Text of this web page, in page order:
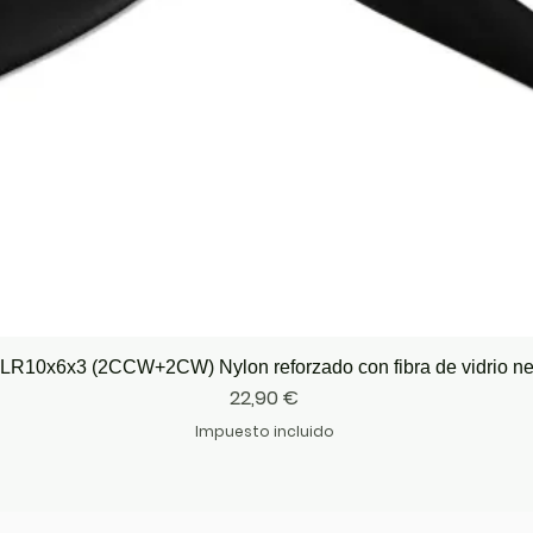
Vista rápida
(2CCW+2CW) Nylon reforzado con fibra de vidrio
Precio
22,90 €
Impuesto incluido